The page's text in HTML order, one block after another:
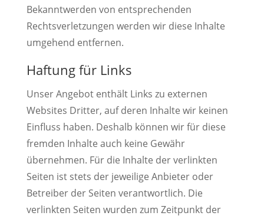
Bekanntwerden von entsprechenden
Rechtsverletzungen werden wir diese Inhalte
umgehend entfernen.
Haftung für Links
Unser Angebot enthält Links zu externen
Websites Dritter, auf deren Inhalte wir keinen
Einfluss haben. Deshalb können wir für diese
fremden Inhalte auch keine Gewähr
übernehmen. Für die Inhalte der verlinkten
Seiten ist stets der jeweilige Anbieter oder
Betreiber der Seiten verantwortlich. Die
verlinkten Seiten wurden zum Zeitpunkt der